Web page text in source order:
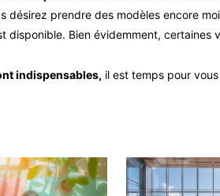
désirez prendre des modèles encore
Bien évidemment, certaines
indispensables, il est temps pour